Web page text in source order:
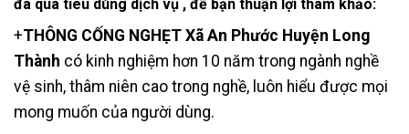
đã qua tiêu dùng dịch vụ , để bạn thuận lợi tham khảo:
+THÔNG CỐNG NGHẸT Xã An Phước Huyện Long
Thành có kinh nghiệm hơn 10 năm trong ngành nghề
vệ sinh, thâm niên cao trong nghề, luôn hiểu được mọi
mong muốn của người dùng.